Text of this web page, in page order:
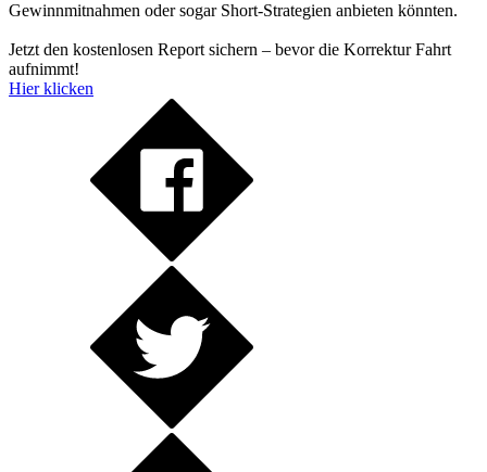
Gewinnmitnahmen oder sogar Short-Strategien anbieten könnten.
Jetzt den kostenlosen Report sichern – bevor die Korrektur Fahrt
aufnimmt!
Hier klicken